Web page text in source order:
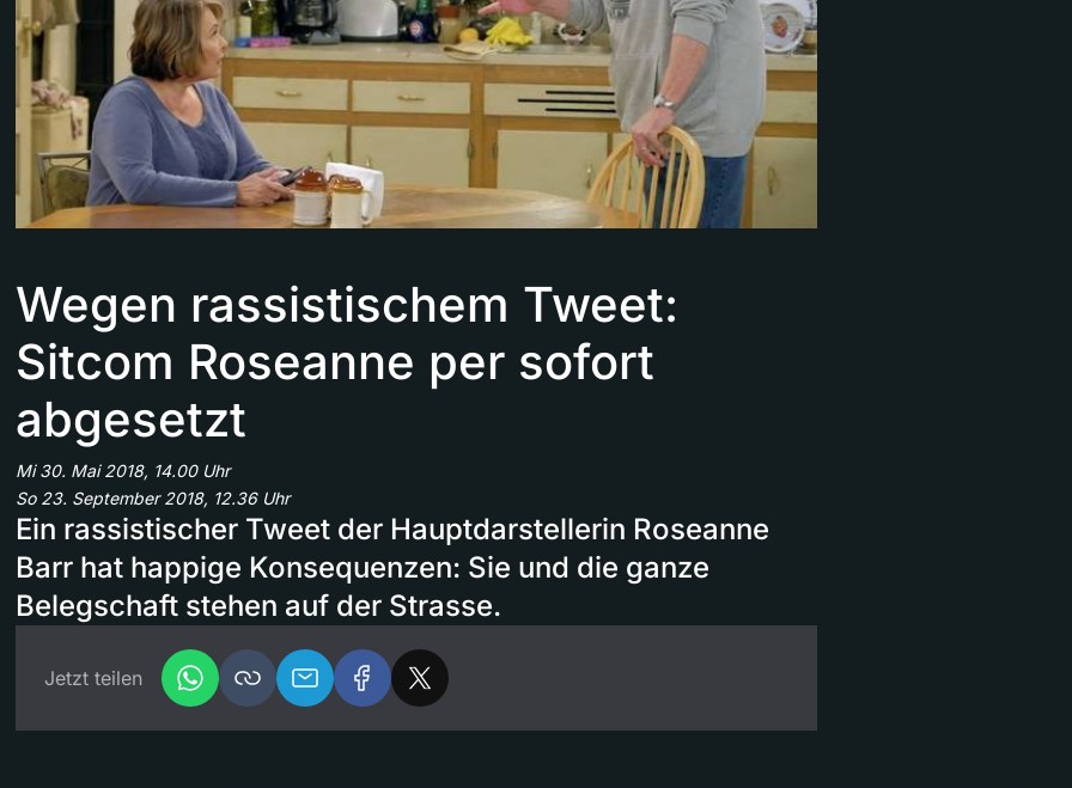
Wegen rassistischem Tweet:
Sitcom Roseanne per sofort
abgesetzt
Mi 30. Mai 2018, 14.00 Uhr
So 23. September 2018, 12.36 Uhr
Ein rassistischer Tweet der Hauptdarstellerin Roseanne
Barr hat happige Konsequenzen: Sie und die ganze
Belegschaft stehen auf der Strasse.
Jetzt teilen